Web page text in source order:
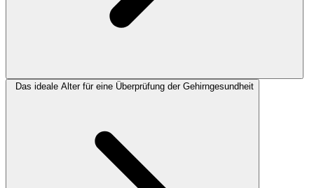
Das ideale Alter für eine Überprüfung der Gehirngesundheit